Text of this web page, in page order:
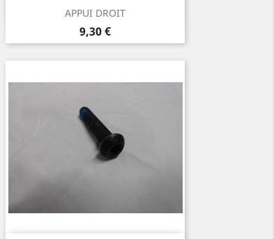
APPUI DROIT
Prix
9,30 €
Aperçu rapide